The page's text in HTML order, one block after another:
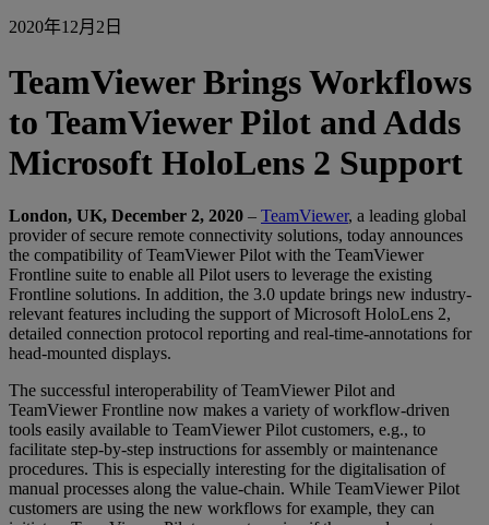
2020年12月2日
TeamViewer Brings Workflows
to TeamViewer Pilot and Adds
Microsoft HoloLens 2 Support
London, UK, December 2, 2020 – TeamViewer, a leading global
provider of secure remote connectivity solutions, today announces
the compatibility of TeamViewer Pilot with the TeamViewer
Frontline suite to enable all Pilot users to leverage the existing
Frontline solutions. In addition, the 3.0 update brings new industry-
relevant features including the support of Microsoft HoloLens 2,
detailed connection protocol reporting and real-time-annotations for
head-mounted displays.
The successful interoperability of TeamViewer Pilot and
TeamViewer Frontline now makes a variety of workflow-driven
tools easily available to TeamViewer Pilot customers, e.g., to
facilitate step-by-step instructions for assembly or maintenance
procedures. This is especially interesting for the digitalisation of
manual processes along the value-chain. While TeamViewer Pilot
customers are using the new workflows for example, they can